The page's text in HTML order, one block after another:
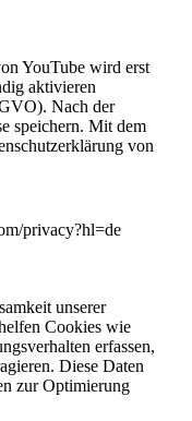
YouTube wird erst
aktivieren
Nach der
speichern. Mit dem
von
privacy?hl=de
unserer
Cookies wie
erfassen,
Diese Daten
zur Optimierung